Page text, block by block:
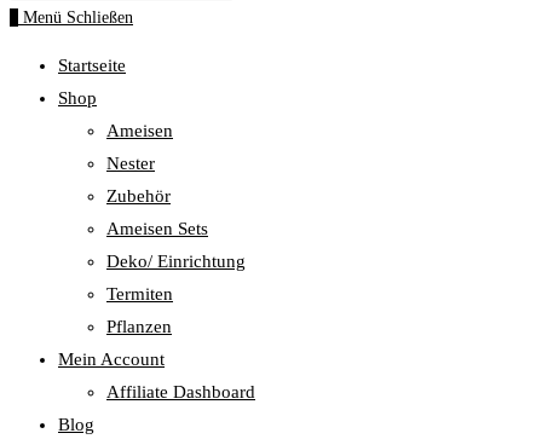
Menü Schließen
Startseite
Shop
Ameisen
Nester
Zubehör
Ameisen Sets
Deko/ Einrichtung
Termiten
Pflanzen
Mein Account
Affiliate Dashboard
Blog